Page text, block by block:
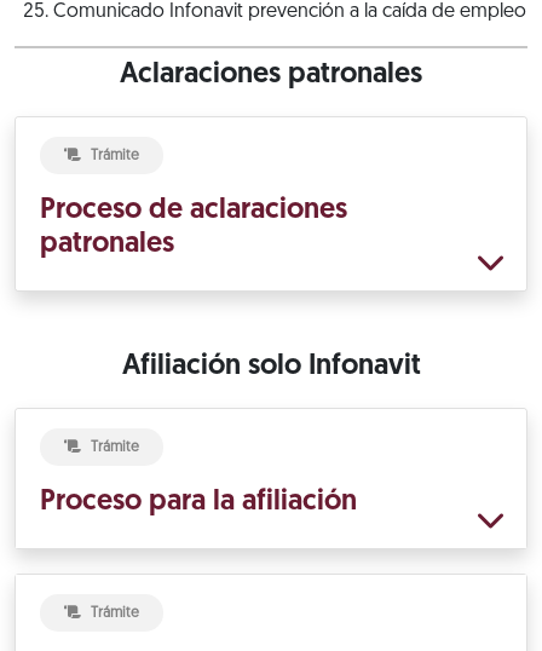
Comunicado Infonavit prevención a la caída de empleo
Aclaraciones patronales
Trámite
Proceso de aclaraciones
patronales
Afiliación solo Infonavit
Trámite
Proceso para la afiliación
Trámite